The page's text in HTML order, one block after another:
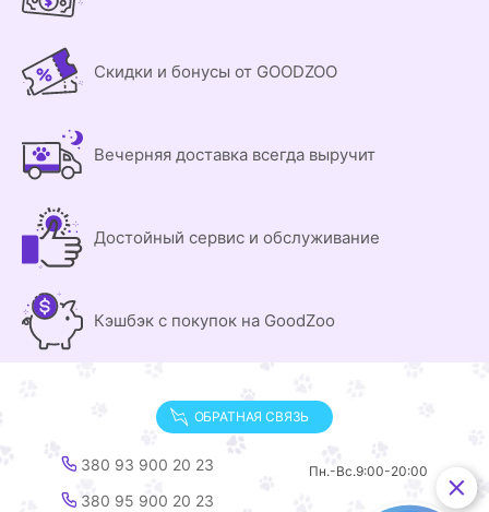
Скидки и бонусы от GOODZOO
Вечерняя доставка всегда выручит
Достойный сервис и обслуживание
Кэшбэк с покупок на GoodZoo
ОБРАТНАЯ СВЯЗЬ
380 93 900 20 23
380 95 900 20 23
Пн.-Вс.9:00-20:00